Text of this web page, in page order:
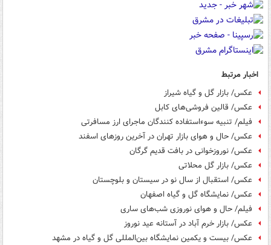
اخبار مرتبط
عکس/ بازار گل و گیاه شیراز
عکس/ قالین فروشی‌های کابل
فیلم/ تنبیه سوءاستفاده کنندگان ماجرای ارز مسافرتی
عکس/ حال و هوای بازار تهران در آخرین روزهای اسفند
عکس/ نوروزخوانی در بافت قدیم گرگان
عکس/ بازار گل محلاتی
عکس/ استقبال از سال نو در سیستان و بلوچستان
عکس/ نمایشگاه گل و گیاه اصفهان
فیلم/ حال و هوای نوروزی شب‌های ساری
عکس/ بازار خرم آباد در آستانه عید نوروز
عکس/ بیست و یکمین نمایشگاه بین‌المللی گل و گیاه در مشهد